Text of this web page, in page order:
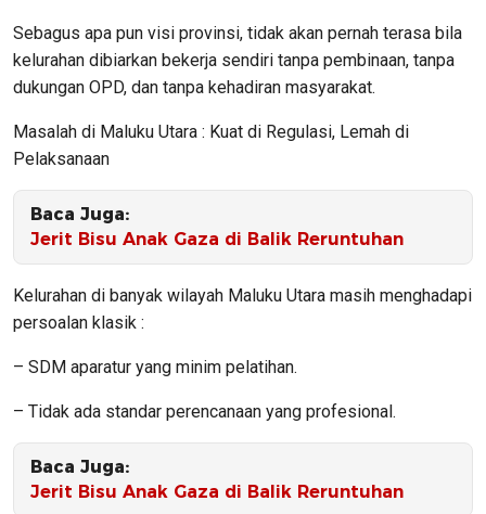
Sebagus apa pun visi provinsi, tidak akan pernah terasa bila
kelurahan dibiarkan bekerja sendiri tanpa pembinaan, tanpa
dukungan OPD, dan tanpa kehadiran masyarakat.
Masalah di Maluku Utara : Kuat di Regulasi, Lemah di
Pelaksanaan
Baca Juga:
Jerit Bisu Anak Gaza di Balik Reruntuhan
Kelurahan di banyak wilayah Maluku Utara masih menghadapi
persoalan klasik :
– SDM aparatur yang minim pelatihan.
– Tidak ada standar perencanaan yang profesional.
Baca Juga:
Jerit Bisu Anak Gaza di Balik Reruntuhan